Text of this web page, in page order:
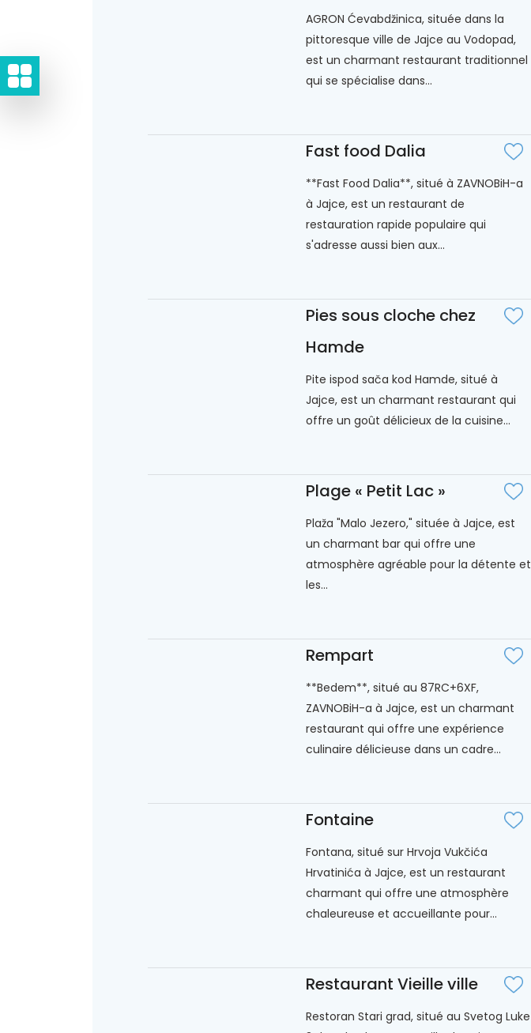
AGRON Ćevabdžinica, située dans la
pittoresque ville de Jajce au Vodopad,
est un charmant restaurant traditionnel
qui se spécialise dans...
Fast food Dalia
**Fast Food Dalia**, situé à ZAVNOBiH-a
à Jajce, est un restaurant de
restauration rapide populaire qui
s'adresse aussi bien aux...
Pies sous cloche chez
Hamde
Pite ispod sača kod Hamde, situé à
Jajce, est un charmant restaurant qui
offre un goût délicieux de la cuisine...
Plage « Petit Lac »
Plaža "Malo Jezero," située à Jajce, est
un charmant bar qui offre une
atmosphère agréable pour la détente et
les...
Rempart
**Bedem**, situé au 87RC+6XF,
ZAVNOBiH-a à Jajce, est un charmant
restaurant qui offre une expérience
culinaire délicieuse dans un cadre...
Fontaine
Fontana, situé sur Hrvoja Vukčića
Hrvatinića à Jajce, est un restaurant
charmant qui offre une atmosphère
chaleureuse et accueillante pour...
Restaurant Vieille ville
Restoran Stari grad, situé au Svetog Luke